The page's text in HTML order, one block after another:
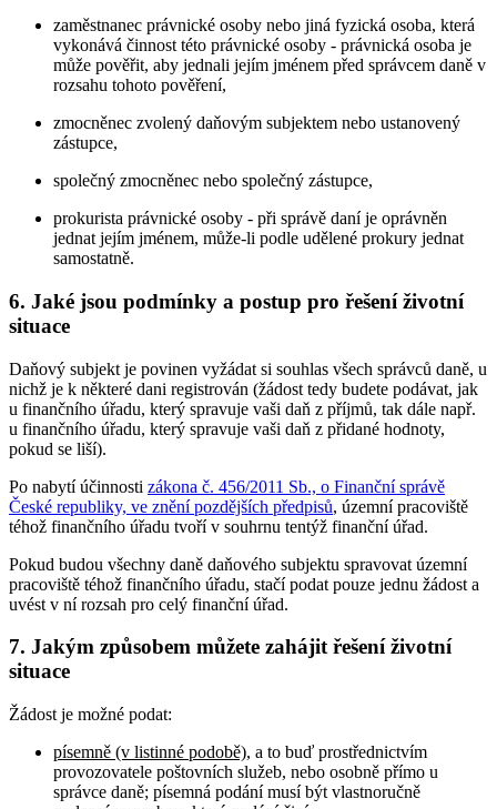
zaměstnanec právnické osoby nebo jiná fyzická osoba, která
vykonává činnost této právnické osoby - právnická osoba je
může pověřit, aby jednali jejím jménem před správcem daně v
rozsahu tohoto pověření,
zmocněnec zvolený daňovým subjektem nebo ustanovený
zástupce,
společný zmocněnec nebo společný zástupce,
prokurista právnické osoby - při správě daní je oprávněn
jednat jejím jménem, může-li podle udělené prokury jednat
samostatně.
6. Jaké jsou podmínky a postup pro řešení životní
situace
Daňový subjekt je povinen vyžádat si souhlas všech správců daně, u
nichž je k některé dani registrován (žádost tedy budete podávat, jak
u finančního úřadu, který spravuje vaši daň z příjmů, tak dále např.
u finančního úřadu, který spravuje vaši daň z přidané hodnoty,
pokud se liší).
Po nabytí účinnosti zákona č. 456/2011 Sb., o Finanční správě
České republiky, ve znění pozdějších předpisů, územní pracoviště
téhož finančního úřadu tvoří v souhrnu tentýž finanční úřad.
Pokud budou všechny daně daňového subjektu spravovat územní
pracoviště téhož finančního úřadu, stačí podat pouze jednu žádost a
uvést v ní rozsah pro celý finanční úřad.
7. Jakým způsobem můžete zahájit řešení životní
situace
Žádost je možné podat:
písemně (v listinné podobě), a to buď prostřednictvím
provozovatele poštovních služeb, nebo osobně přímo u
správce daně; písemná podání musí být vlastnoručně